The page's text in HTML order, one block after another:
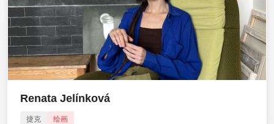
Renata Jelínková
捷克 绘画